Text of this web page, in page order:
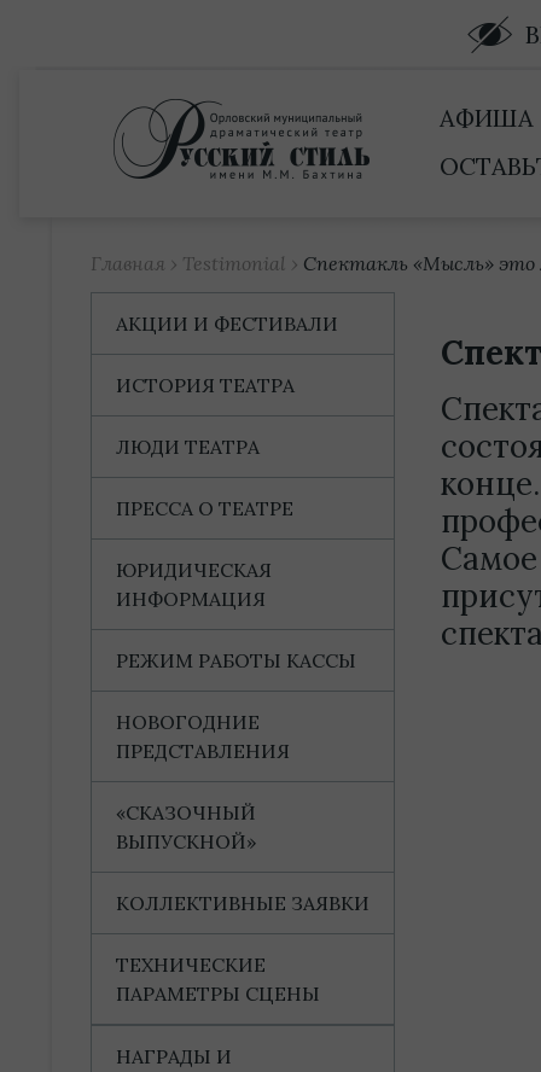
АФИША
Главная › Testimonial › Спектакль «Мысль» это
АКЦИИ И ФЕСТИВАЛИ
ИСТОРИЯ ТЕАТРА
ЛЮДИ ТЕАТРА
ПРЕССА О ТЕАТРЕ
ЮРИДИЧЕСКАЯ
ИНФОРМАЦИЯ
РЕЖИМ РАБОТЫ КАССЫ
НОВОГОДНИЕ
ПРЕДСТАВЛЕНИЯ
«СКАЗОЧНЫЙ
ВЫПУСКНОЙ»
КОЛЛЕКТИВНЫЕ ЗАЯВКИ
ТЕХНИЧЕСКИЕ
ПАРАМЕТРЫ СЦЕНЫ
НАГРАДЫ И